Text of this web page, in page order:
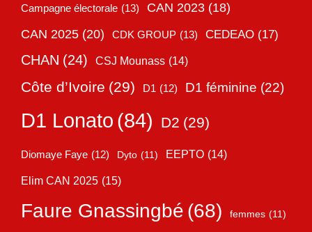
Campagne électorale (13) CAN 2023 (18)
CAN 2025 (20) CDK GROUP (13) CEDEAO (17)
CHAN (24) CSJ Mounass (14)
Côte d’Ivoire (29) D1 (12) D1 féminine (22)
D1 Lonato (84) D2 (29)
Diomaye Faye (12) Dyto (11) EEPTO (14)
Elim CAN 2025 (15)
Faure Gnassingbé (68) femmes (11)